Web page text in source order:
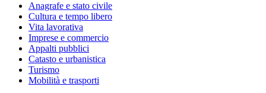
Anagrafe e stato civile
Cultura e tempo libero
Vita lavorativa
Imprese e commercio
Appalti pubblici
Catasto e urbanistica
Turismo
Mobilità e trasporti